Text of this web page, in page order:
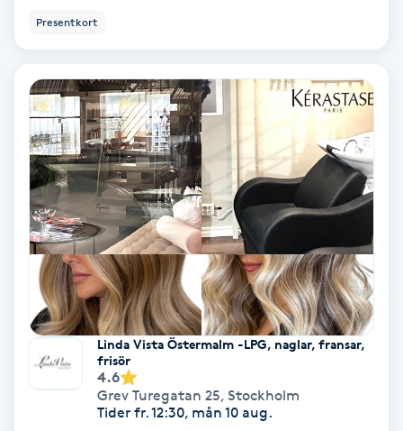
Gravidmassage
Gravidyoga
Gruppträning
Gua Sha-massage
Hatha Yoga
Headspa
Presentkort
Linda Vista Östermalm -LPG, naglar, fransar,
frisör
4.6
Grev Turegatan 25, Stockholm
Tider fr. 12:30, mån 10 aug.